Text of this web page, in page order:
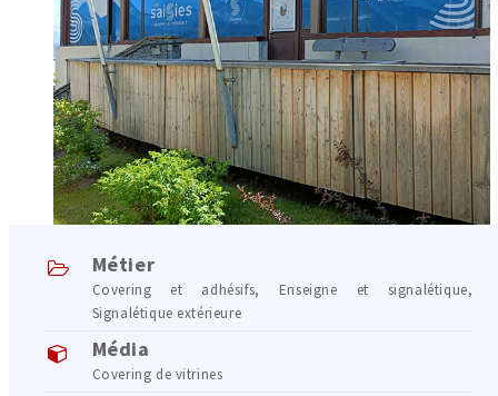
Métier
Covering et adhésifs, Enseigne et signalétique,
Signalétique extérieure
Média
Covering de vitrines